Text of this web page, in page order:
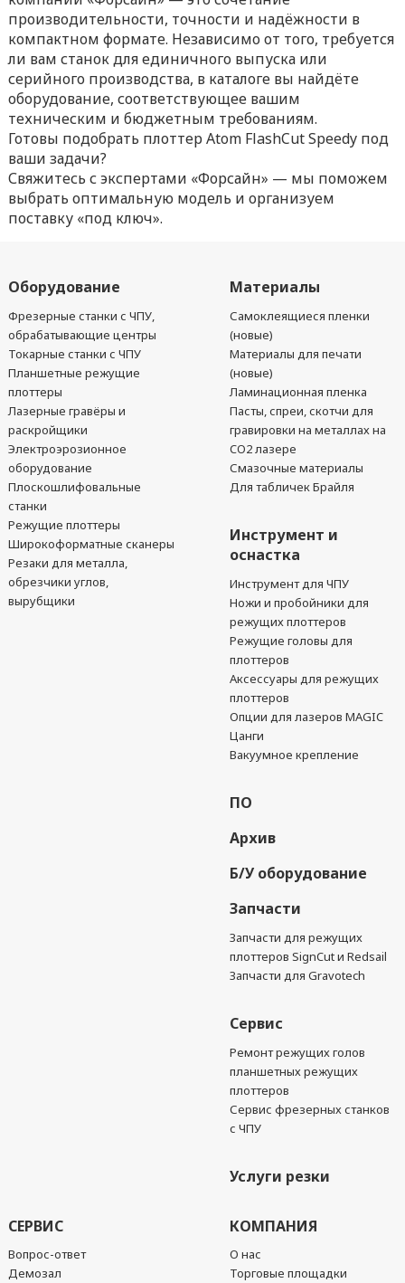
производительности, точности и надёжности в
компактном формате. Независимо от того, требуется
ли вам станок для единичного выпуска или
серийного производства, в каталоге вы найдёте
оборудование, соответствующее вашим
техническим и бюджетным требованиям.
Готовы подобрать плоттер Atom FlashCut Speedy под
ваши задачи?
Свяжитесь с экспертами «Форсайн» — мы поможем
выбрать оптимальную модель и организуем
поставку «под ключ».
Оборудование
Фрезерные станки с ЧПУ,
обрабатывающие центры
Токарные станки с ЧПУ
Планшетные режущие
плоттеры
Лазерные гравёры и
раскройщики
Электроэрозионное
оборудование
Плоскошлифовальные
станки
Режущие плоттеры
Широкоформатные сканеры
Резаки для металла,
обрезчики углов,
вырубщики
Материалы
Самоклеящиеся пленки
(новые)
Материалы для печати
(новые)
Ламинационная пленка
Пасты, спреи, скотчи для
гравировки на металлах на
CO2 лазере
Смазочные материалы
Для табличек Брайля
Инструмент и
оснастка
Инструмент для ЧПУ
Ножи и пробойники для
режущих плоттеров
Режущие головы для
плоттеров
Аксессуары для режущих
плоттеров
Опции для лазеров MAGIC
Цанги
Вакуумное крепление
ПО
Архив
Б/У оборудование
Запчасти
Запчасти для режущих
плоттеров SignCut и Redsail
Запчасти для Gravotech
Сервис
Ремонт режущих голов
планшетных режущих
плоттеров
Сервис фрезерных станков
с ЧПУ
Услуги резки
СЕРВИС
Вопрос-ответ
Демозал
КОМПАНИЯ
О нас
Торговые площадки